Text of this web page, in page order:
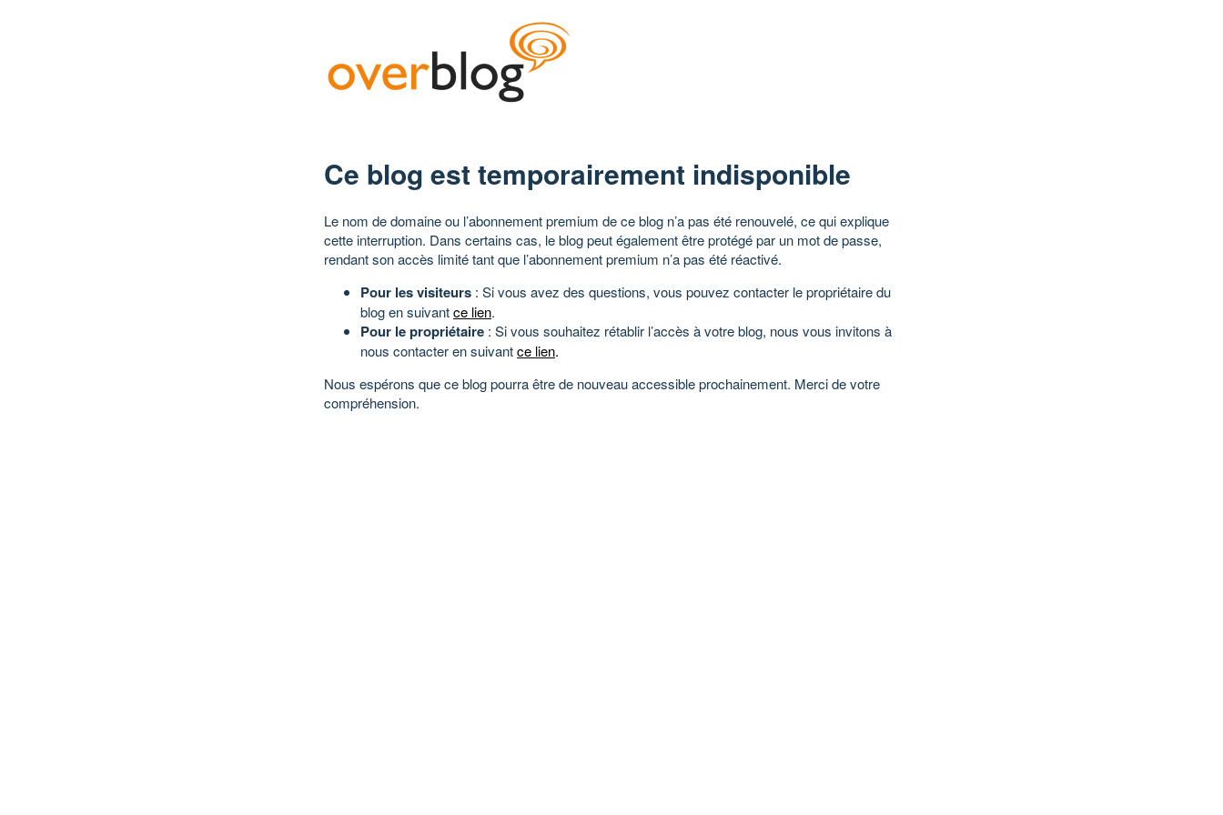
Ce blog est temporairement indisponible
Le nom de domaine ou l’abonnement premium de ce blog n’a pas été renouvelé, ce qui explique
cette interruption. Dans certains cas, le blog peut également être protégé par un mot de passe,
rendant son accès limité tant que l’abonnement premium n’a pas été réactivé.
Pour les visiteurs : Si vous avez des questions, vous pouvez contacter le propriétaire du
blog en suivantce lien.
Pour le propriétaire : Si vous souhaitez rétablir l’accès à votre blog, nous vous invitons à
nous contacter en suivantce lien.
Nous espérons que ce blog pourra être de nouveau accessible prochainement. Merci de votre
compréhension.